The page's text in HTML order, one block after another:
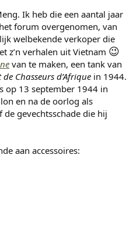
Ik heb die een aantal jaar
forum overgenomen, van
welbekende verkoper die
z’n verhalen uit Vietnam 😉
van te maken, een tank van
Chasseurs d’Afrique in 1944.
op 13 september 1944 in
en na de oorlog als
gevechtsschade die hij
aan accessoires: